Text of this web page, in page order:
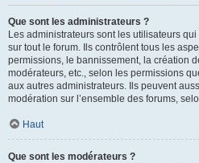
Que sont les administrateurs ?
Les administrateurs sont les utilisateurs
sur tout le forum. Ils contrôlent tous les
permissions, le bannissement, la création
modérateurs, etc., selon les permissions
aux autres administrateurs. Ils peuvent
modération sur l’ensemble des forums,
Haut
Que sont les modérateurs ?